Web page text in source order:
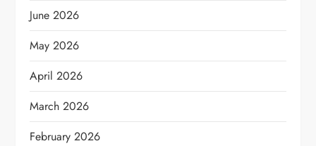
June 2026
May 2026
April 2026
March 2026
February 2026